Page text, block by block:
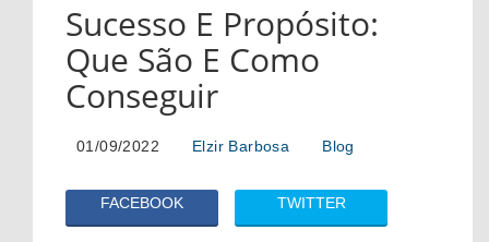
Sucesso E Propósito:
Que São E Como
Conseguir
01/09/2022 Elzir Barbosa Blog
FACEBOOK TWITTER